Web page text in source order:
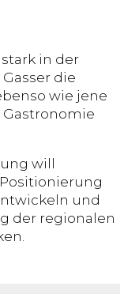
in der
die
wie jene
Gastronomie
will
und
der regionalen